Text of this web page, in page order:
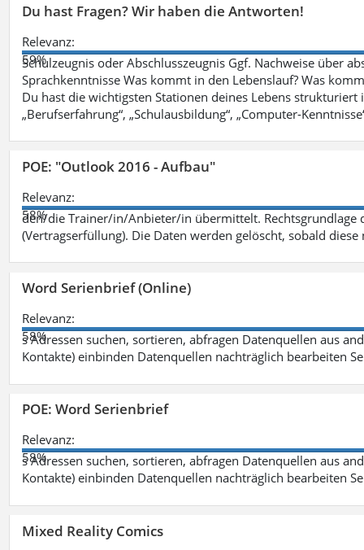
Du hast Fragen? Wir haben die Antworten!
Relevanz:
59%
Schulzeugnis oder Abschlusszeugnis Ggf. Nachweise über
Sprachkenntnisse Was kommt in den Lebenslauf? Was
Du hast die wichtigsten Stationen deines Lebens strukturiert
„Berufserfahrung“, „Schulausbildung“, „Computer-
POE: "Outlook 2016 - Aufbau"
Relevanz:
58%
den/die Trainer/in/Anbieter/in übermittelt. Rechtsgrundlage
(Vertragserfüllung). Die Daten werden gelöscht, sobald
Word Serienbrief (Online)
Relevanz:
58%
s Adressen suchen, sortieren, abfragen Datenquellen aus
Kontakte) einbinden Datenquellen nachträglich bearbeiten
POE: Word Serienbrief
Relevanz:
58%
s Adressen suchen, sortieren, abfragen Datenquellen aus
Kontakte) einbinden Datenquellen nachträglich bearbeiten
Mixed Reality Comics